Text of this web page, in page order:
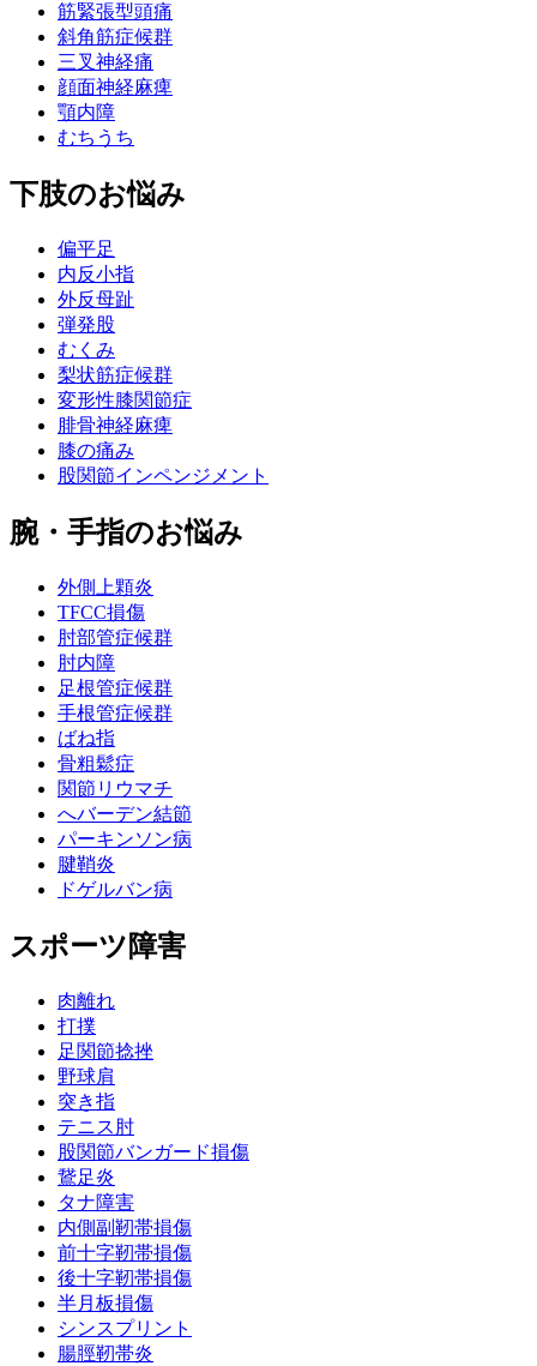
筋緊張型頭痛
斜角筋症候群
三叉神経痛
顔面神経麻痺
顎内障
むちうち
下肢のお悩み
偏平足
内反小指
外反母趾
弾発股
むくみ
梨状筋症候群
変形性膝関節症
腓骨神経麻痺
膝の痛み
股関節インペンジメント
腕・手指のお悩み
外側上顆炎
TFCC損傷
肘部管症候群
肘内障
足根管症候群
手根管症候群
ばね指
骨粗鬆症
関節リウマチ
へバーデン結節
パーキンソン病
腱鞘炎
ドゲルバン病
スポーツ障害
肉離れ
打撲
足関節捻挫
野球肩
突き指
テニス肘
股関節バンガード損傷
鵞足炎
タナ障害
内側副靭帯損傷
前十字靭帯損傷
後十字靭帯損傷
半月板損傷
シンスプリント
腸脛靭帯炎